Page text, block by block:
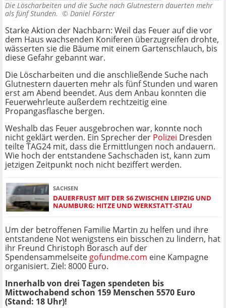
Die Löscharbeiten und die Suche nach Glutnestern dauerten mehr
als fünf Stunden. © Daniel Förster
Starke Aktion der Nachbarn: Weil das Feuer auf die vor
dem Haus wachsenden Koniferen überzugreifen drohte,
wässerten sie die Bäume mit einem Gartenschlauch, bis
diese Gefahr gebannt war.
Die Löscharbeiten und die anschließende Suche nach
Glutnestern dauerten mehr als fünf Stunden und waren
erst am Abend beendet. Aus dem Anbau konnten die
Feuerwehrleute außerdem rechtzeitig eine
Propangasflasche bergen.
Weshalb das Feuer ausgebrochen war, konnte noch
nicht geklärt werden. Ein Sprecher der Polizei Dresden
teilte TAG24 mit, dass die Ermittlungen noch andauern.
Wie hoch der entstandene Sachschaden ist, kann zum
jetzigen Zeitpunkt noch nicht beziffert werden.
SACHSEN
DAUERFRUST MIT DER S6 ZWISCHEN LEIPZIG UND
NAUMBURG: HITZE UND WERKSTATT-STAU
Um der betroffenen Familie Martin zu helfen und ihre
entstandene Not wenigstens ein bisschen zu lindern, hat
ihr Freund Christoph Borasch auf der
Spendensammelseitegofundme.com eine Kampagne
organisiert. Ziel: 8000 Euro.
Innerhalb von drei Tagen spendeten bis
Mittwochabend schon 159 Menschen 5570 Euro
(Stand: 18 Uhr)!